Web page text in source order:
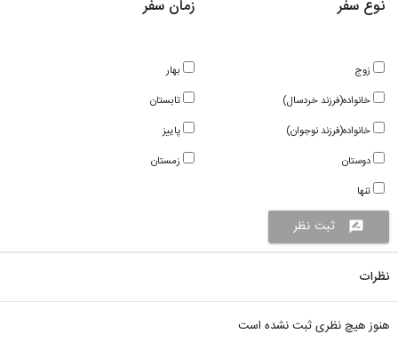
زمان سفر
بهار
تابستان
پاییز
زمستان
نوع سفر
زوج
خانواده(فرزند خردسال)
خانواده(فرزند نوجوان)
دوستان
تنها
rate_review ثبت نظر
نظرات
هنوز هیچ نظری ثبت نشده است